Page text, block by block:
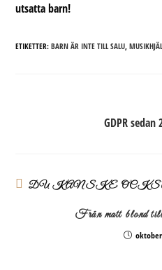
utsatta barn!
ETIKETTER:BARN ÄR INTE TILL SALU,
GDPR
DU KANSKE
Från matt blond